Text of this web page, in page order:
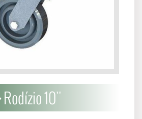
Rodízio 10''